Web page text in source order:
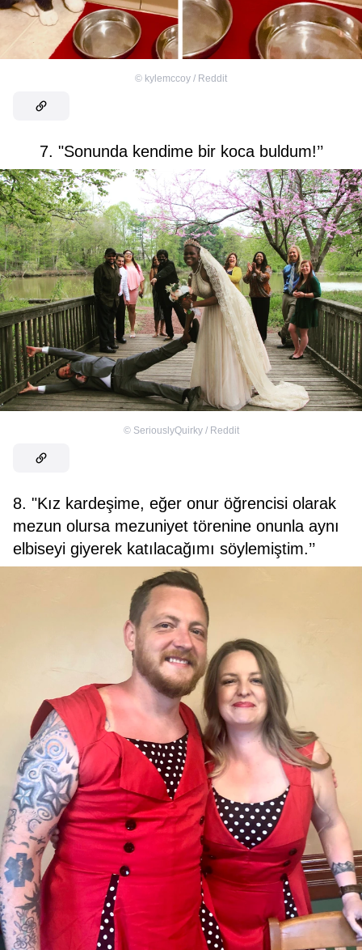
© kylemccoy / Reddit
7. "Sonunda kendime bir koca buldum!’’
© SeriouslyQuirky / Reddit
8. "Kız kardeşime, eğer onur öğrencisi olarak
mezun olursa mezuniyet törenine onunla aynı
elbiseyi giyerek katılacağımı söylemiştim.’’